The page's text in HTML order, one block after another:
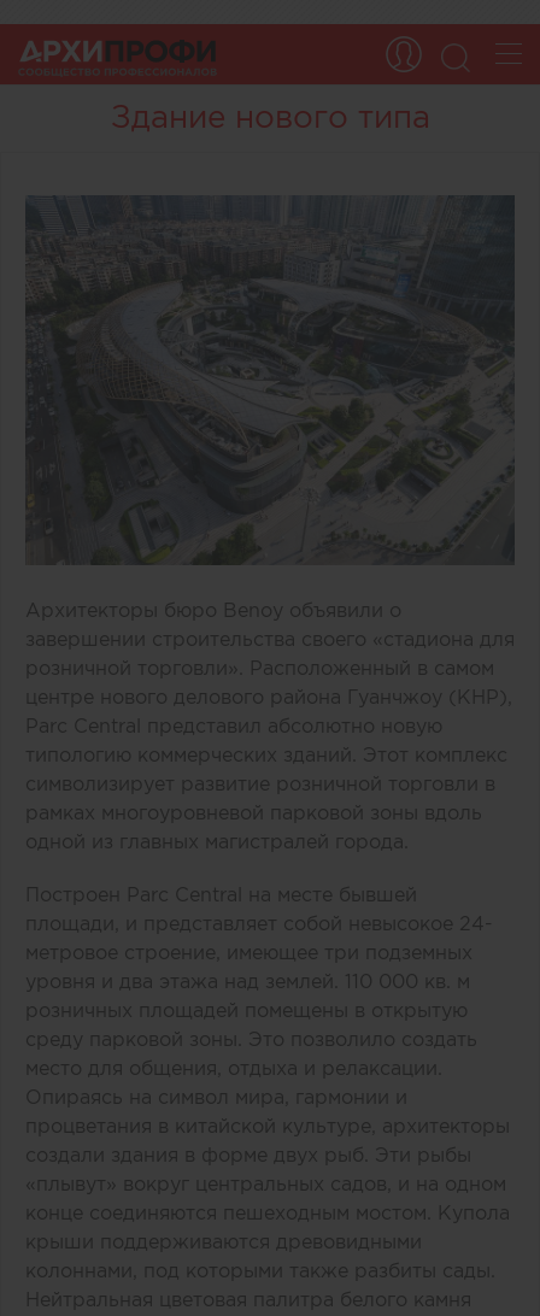
Здание нового типа
Архитекторы бюро Benoy объявили о
завершении строительства своего «стадиона для
розничной торговли». Расположенный в самом
центре нового делового района Гуанчжоу (КНР),
Parc Central представил абсолютно новую
типологию коммерческих зданий. Этот комплекс
символизирует развитие розничной торговли в
рамках многоуровневой парковой зоны вдоль
одной из главных магистралей города.
Построен Parc Central на месте бывшей
площади, и представляет собой невысокое 24-
метровое строение, имеющее три подземных
уровня и два этажа над землей. 110 000 кв. м
розничных площадей помещены в открытую
среду парковой зоны. Это позволило создать
место для общения, отдыха и релаксации.
Опираясь на символ мира, гармонии и
процветания в китайской культуре, архитекторы
создали здания в форме двух рыб. Эти рыбы
«плывут» вокруг центральных садов, и на одном
конце соединяются пешеходным мостом. Купола
крыши поддерживаются древовидными
колоннами, под которыми также разбиты сады.
Нейтральная цветовая палитра белого камня